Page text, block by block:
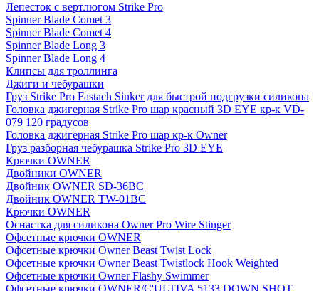
Лепесток с вертлюгом Strike Pro
Spinner Blade Comet 3
Spinner Blade Comet 4
Spinner Blade Long 3
Spinner Blade Long 4
Клипсы для троллинга
Джиги и чебурашки
Груз Strike Pro Fastach Sinker для быстрой подгрузки силикона
Головка джигерная Strike Pro шар красный 3D EYE кр-к VD-
079 120 градусов
Головка джигерная Strike Pro шар кр-к Owner
Груз разборная чебурашка Strike Pro 3D EYE
Крючки OWNER
Двойники OWNER
Двойник OWNER SD-36BC
Двойник OWNER TW-01BC
Крючки OWNER
Оснастка для силикона Owner Pro Wire Stinger
Офсетные крючки OWNER
Офсетные крючки Owner Beast Twist Lock
Офсетные крючки Owner Beast Twistlock Hook Weighted
Офсетные крючки Owner Flashy Swimmer
Офсетные крючки OWNER/C'ULTIVA 5133 DOWN SHOT